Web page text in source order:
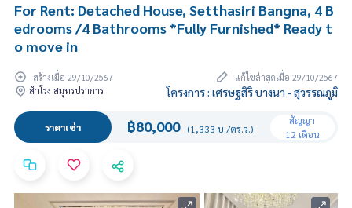
For Rent: Detached House, Setthasiri Bangna, 4 B
edrooms /4 Bathrooms *Fully Furnished* Ready t
o move in
สร้างเมื่อ 29/10/2567
แก้ไขล่าสุดเมื่อ 29/10/2567
สำโรง สมุทรปราการ
โครงการ : เศรษฐสิริ บางนา - สุวรรณภูมิ
ราคาเช่า ฿80,000 (1,333 บ./ตร.ว.)
สัญญา
12 เดือน